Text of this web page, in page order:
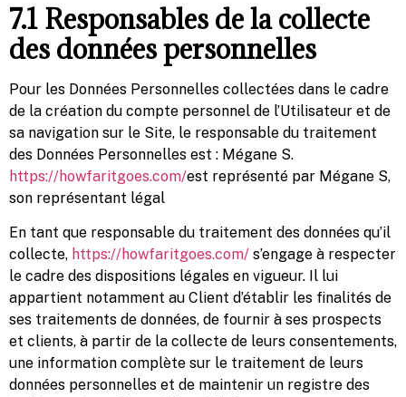
7.1 Responsables de la collecte
des données personnelles
Pour les Données Personnelles collectées dans le cadre
de la création du compte personnel de l’Utilisateur et de
sa navigation sur le Site, le responsable du traitement
des Données Personnelles est : Mégane S.
https://howfaritgoes.com/est représenté par Mégane S,
son représentant légal
En tant que responsable du traitement des données qu’il
collecte, https://howfaritgoes.com/ s’engage à respecter
le cadre des dispositions légales en vigueur. Il lui
appartient notamment au Client d’établir les finalités de
ses traitements de données, de fournir à ses prospects
et clients, à partir de la collecte de leurs consentements,
une information complète sur le traitement de leurs
données personnelles et de maintenir un registre des